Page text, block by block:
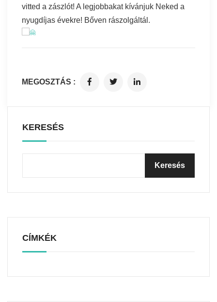
vitted a zászlót! A legjobbakat kívánjuk Neked a
nyugdíjas évekre! Bőven rászolgáltál.
MEGOSZTÁS :
KERESÉS
CÍMKÉK